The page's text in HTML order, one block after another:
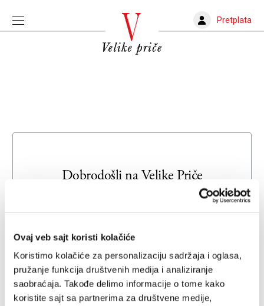
Ovaj veb sajt koristi kolačiće
Koristimo kolačiće za personalizaciju sadržaja i oglasa,
pružanje funkcija društvenih medija i analiziranje
saobraćaja. Takođe delimo informacije o tome kako
koristite sajt sa partnerima za društvene medije,
Pretplata
Dobrodošli naVelike Priče
Unesite svoju adresu e-pošte da biste se prijavili ili kreirali
Email adresa
Lozinka